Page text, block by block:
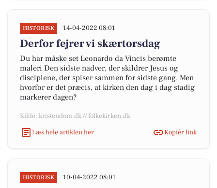
HISTORISK 14-04-2022 08:01
Derfor fejrer vi skærtorsdag
Du har måske set Leonardo da Vincis berømte
maleri Den sidste nadver, der skildrer Jesus og
disciplene, der spiser sammen for sidste gang. Men
hvorfor er det præcis, at kirken den dag i dag stadig
markerer dagen?
Kilde: kristendom.dk // folkekirken.dk
Læs hele artiklen her
Kopiér link
HISTORISK 10-04-2022 08:01